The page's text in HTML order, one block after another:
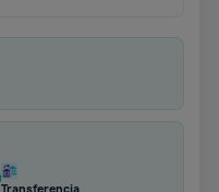
Transferencia